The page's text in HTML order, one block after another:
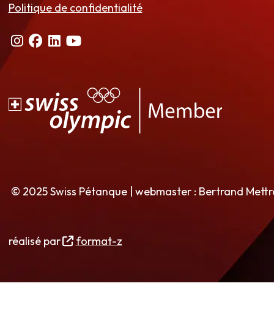
Politique de confidentialité
© 2025 Swiss Pétanque | webmaster : Bertrand
réalisé par format-z